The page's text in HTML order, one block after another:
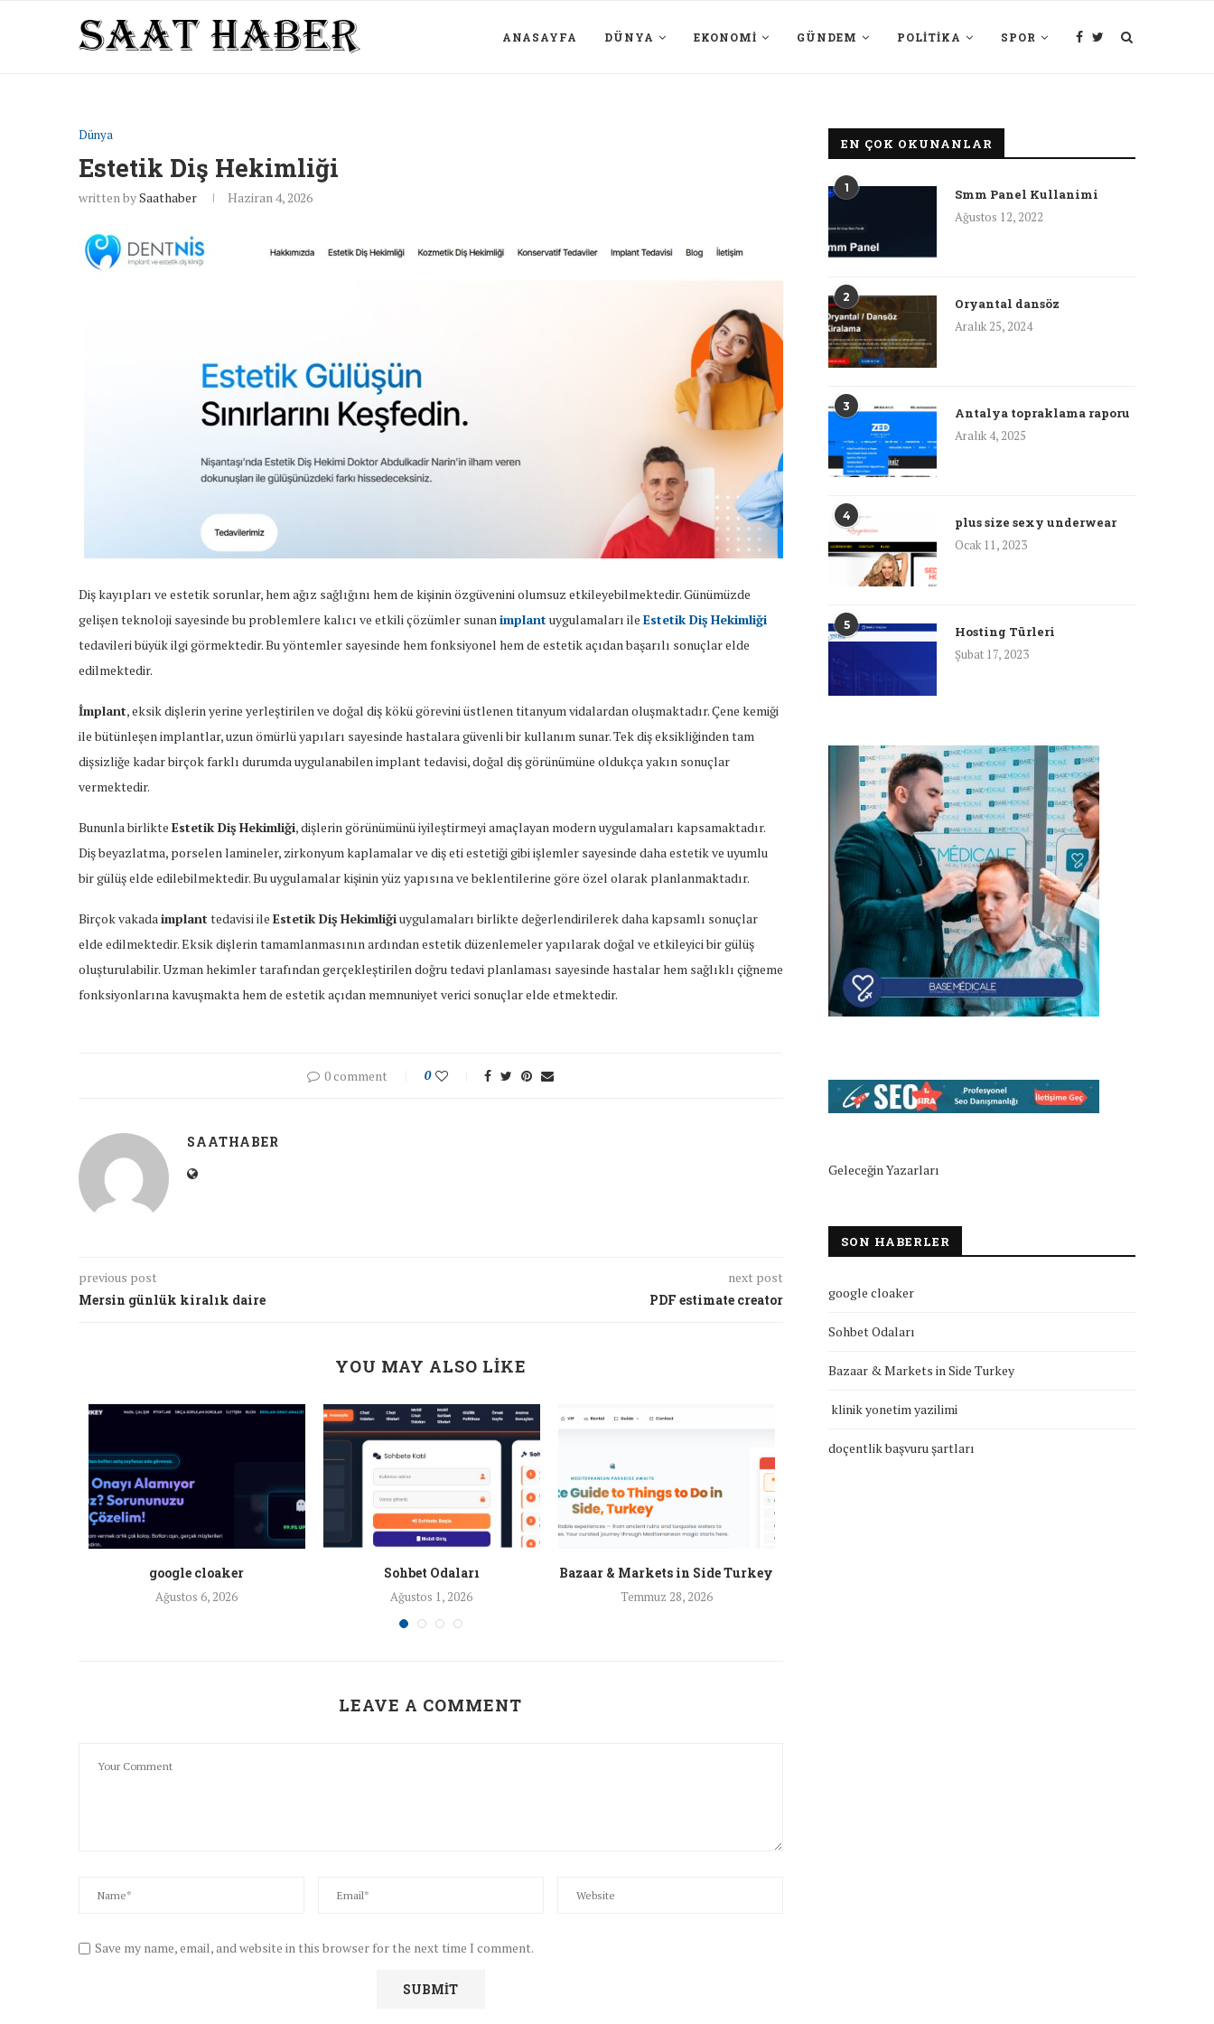
ANASAYFA DÜNYA EKONOMI GÜNDEM POLITIKA SPOR
Dünya
Estetik Diş Hekimliği
written bySaathaber Haziran 4, 2026
Diş kayıpları ve estetik sorunlar, hem ağız sağlığını hem de kişinin özgüvenini olumsuz etkileyebilmektedir. Günümüzde
gelişen teknoloji sayesinde bu problemlere kalıcı ve etkili çözümler sunanimplantuygulamaları ile Estetik Diş Hekimliği
tedavileri büyük ilgi görmektedir. Bu yöntemler sayesinde hem fonksiyonel hem de estetik açıdan başarılı sonuçlar elde
edilmektedir.
İmplant, eksik dişlerin yerine yerleştirilen ve doğal diş kökü görevini üstlenen titanyum vidalardan oluşmaktadır. Çene kemiği
ile bütünleşen implantlar, uzun ömürlü yapıları sayesinde hastalara güvenli bir kullanım sunar. Tek diş eksikliğinden tam
dişsizliğe kadar birçok farklı durumda uygulanabilen implant tedavisi, doğal diş görünümüne oldukça yakın sonuçlar
vermektedir.
Bununla birlikte Estetik Diş Hekimliği, dişlerin görünümünü iyileştirmeyi amaçlayan modern uygulamaları kapsamaktadır.
Diş beyazlatma, porselen lamineler, zirkonyum kaplamalar ve diş eti estetiği gibi işlemler sayesinde daha estetik ve uyumlu
bir gülüş elde edilebilmektedir. Bu uygulamalar kişinin yüz yapısına ve beklentilerine göre özel olarak planlanmaktadır.
Birçok vakadaimplant tedavisi ile Estetik Diş Hekimliğiuygulamaları birlikte değerlendirilerek daha kapsamlı sonuçlar
elde edilmektedir. Eksik dişlerin tamamlanmasının ardından estetik düzenlemeler yapılarak doğal ve etkileyici bir gülüş
oluşturulabilir. Uzman hekimler tarafından gerçekleştirilen doğru tedavi planlaması sayesinde hastalar hem sağlıklı çiğneme
fonksiyonlarına kavuşmakta hem de estetik açıdan memnuniyet verici sonuçlar elde etmektedir.
0 comment 0
SAATHABER
previous post
Mersin günlük kiralık daire
next post
PDF estimate creator
YOU MAY ALSO LIKE
google cloaker
Ağustos 6, 2026
Sohbet Odaları
Ağustos 1, 2026
Bazaar & Markets in Side Turkey
Temmuz 28, 2026
LEAVE A COMMENT
Save my name, email, and website in this browser for the next time I comment.
EN ÇOK OKUNANLAR
1
Smm Panel Kullanimi
Ağustos 12, 2022
2
Oryantal dansöz
Aralık 25, 2024
3
Antalya topraklama raporu
Aralık 4, 2025
4
plus size sexy underwear
Ocak 11, 2023
5
Hosting Türleri
Şubat 17, 2023
Geleceğin Yazarları
SON HABERLER
google cloaker
Sohbet Odaları
Bazaar & Markets in Side Turkey
klinik yonetim yazilimi
doçentlik başvuru şartları